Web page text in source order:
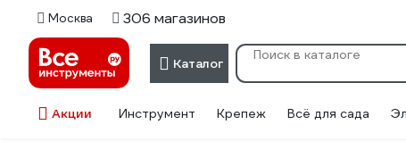
Москва 306 магазинов
Каталог
Акции Инструмент Крепеж Всё для сада